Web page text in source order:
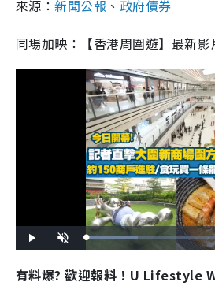
來源：新聞公報 、 政府債券
同場加映：【香港周圍遊】最新影
l
n
t
e
L
o
e
d
有料爆? 歡迎報料！U Lifestyle